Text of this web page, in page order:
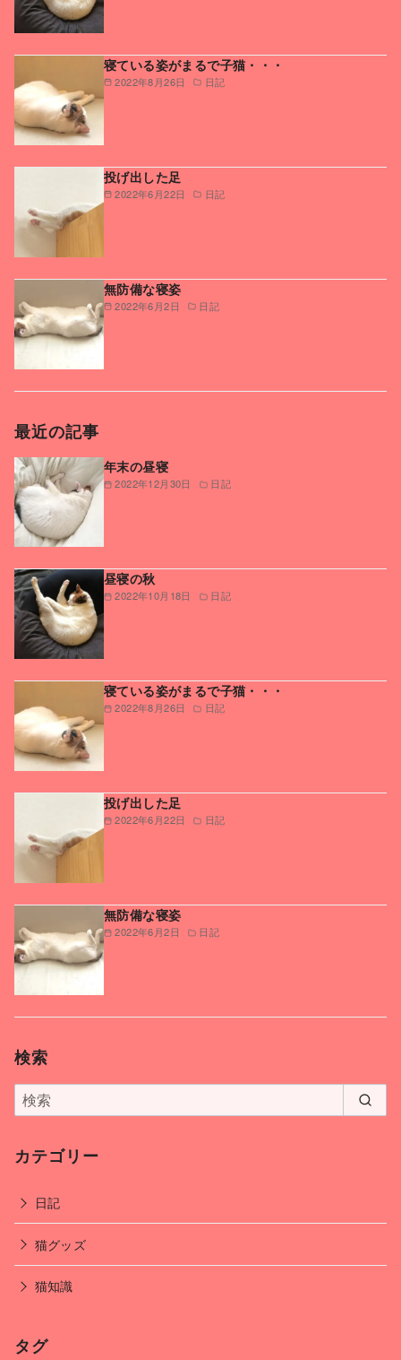
2022年8月26日 日記
寝ている姿がまるで子猫・・・
2022年6月22日 日記
投げ出した足
2022年6月2日 日記
無防備な寝姿
最近の記事
2022年12月30日 日記
年末の昼寝
2022年10月18日 日記
昼寝の秋
2022年8月26日 日記
寝ている姿がまるで子猫・・・
2022年6月22日 日記
投げ出した足
2022年6月2日 日記
無防備な寝姿
検索
カテゴリー
日記
猫グッズ
猫知識
タグ